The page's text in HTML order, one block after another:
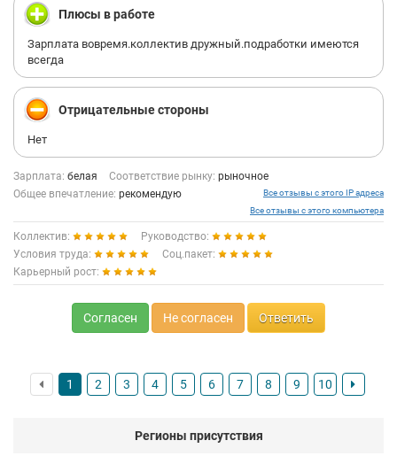
Плюсы в работе
Зарплата вовремя.коллектив дружный.подработки имеются
всегда
Отрицательные стороны
Нет
Зарплата: белая Соответствие рынку: рыночное
Общее впечатление: рекомендую
Все отзывы с этого IP адреса
Все отзывы с этого компьютера
Коллектив:
Руководство:
Условия труда:
Соц.пакет:
Карьерный рост:
Согласен Не согласен Ответить
1 2 3 4 5 6 7 8 9 10
Регионы присутствия